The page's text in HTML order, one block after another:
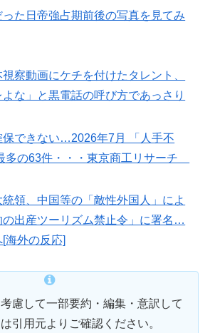
た日帝強占期前後の写真を見てみ
察動画にケチを付けたタレント、
よな」と黒電話の呼び方であっさり
保できない…2026年7月 「人手不
多の63件・・・東京商工リサーチ
領、中国等の「敵性外国人」によ
の出産ツーリズム禁止令」に署名…
海外の反応]
慮して一部要約・編集・意訳して
引用元よりご確認ください。